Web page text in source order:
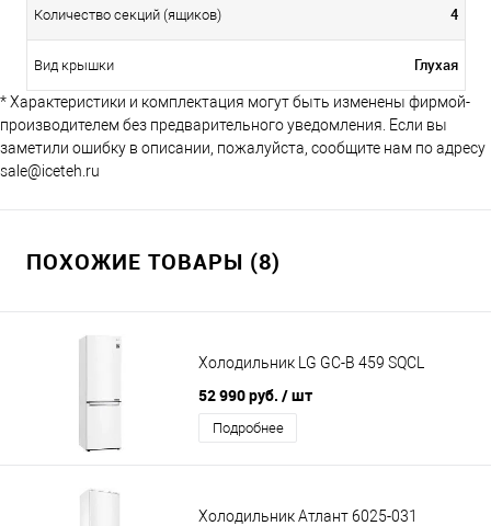
Количество секций (ящиков) 4
Вид крышки Глухая
* Характеристики и комплектация могут быть изменены фирмой-
производителем без предварительного уведомления. Если вы
заметили ошибку в описании, пожалуйста, сообщите нам по адресу
sale@iceteh.ru
ПОХОЖИЕ ТОВАРЫ (8)
Холодильник LG GC-B 459 SQCL
52 990 руб. / шт
Подробнее
Холодильник Атлант 6025-031